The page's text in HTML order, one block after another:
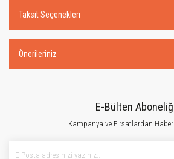
Taksit Seçenekleri
Önerileriniz
E-Bülten
Kampanya ve Fırsatlardan